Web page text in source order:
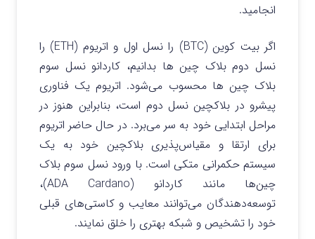
انجامید.
اگر بیت کوین (BTC) را نسل اول و اتریوم (ETH) را
نسل دوم بلاک چین ها بدانیم، کاردانو نسل سوم
بلاک چین‌ ها محسوب می‌شود. اتریوم یک فناوری
پیشرو در بلاکچین نسل دوم است، بنابراین هنوز در
مراحل ابتدایی خود به سر می‌برد. در حال حاضر اتریوم
برای ارتقا و مقیاس‌پذیری بلاکچین خود به یک
سیستم حکمرانی متکی است. با ورود نسل سوم بلاک
چین‌ها مانند کاردانو (ADA Cardano)،
توسعه‌دهندگان می‌توانند معایب و کاستی‌های قبلی
خود را تشخیص و شبکه بهتری را خلق نمایند.